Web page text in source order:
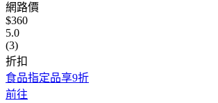
網路價
$360
5.0
(3)
折扣
食品指定品享9折
前往